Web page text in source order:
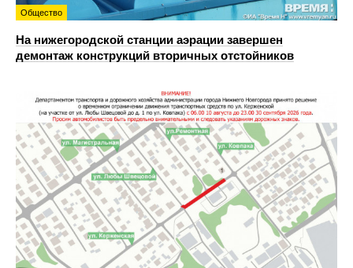
Общество
На нижегородской станции аэрации завершен
демонтаж конструкций вторичных отстойников